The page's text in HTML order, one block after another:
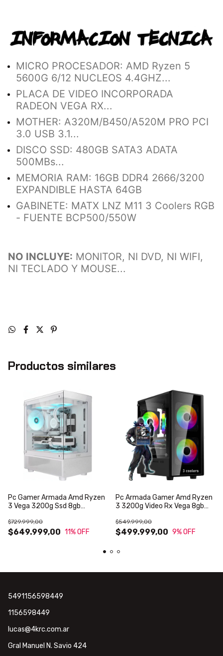
MICRO PROCESADOR: AMD Ryzen 5
5600G 6/12 NUCLEOS 4.4GHZ...
PLACA DE VIDEO INCORPORADA
RADEON VEGA RX...
MOTHER: A320M/B450/A520M PRO PCI
3.0 USB 3.1...
DISCO SSD: 480GB SATA3 ADATA
500MBs...
MEMORIA RAM: 16GB DDR4 2666/3200
EXPANDIBLE HASTA 64GB
GABINETE: MATX LNZ M11 3 Coolers RGB
- FUENTE BCP500/550W
NO INCLUYE: MONITOR, NI DVD, NI WIFI,
NI TECLADO Y MOUSE...
Productos similares
Pc Gamer Armada Amd Ryzen
3 Vega 3200g Ssd 8gb
$649.999,00
$729.999,00
11% OFF
Pc Armada Gamer Amd Ryzen
3 3200g Video Rx Vega 8gb
$499.999,00
$549.999,00
9% OFF
5491156598449
1156598449
lucas@4krc.com.ar
Gral Manuel N. Savio 424